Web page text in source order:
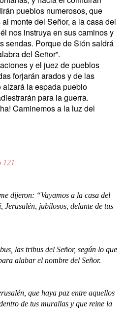
pueblos numerosos, que
monte del Señor, a la casa del
nos instruya en sus caminos y
sendas. Porque de Sión saldrá
del Señor”.
y el juez de pueblos
forjarán arados y de las
la espada pueblo
para la guerra.
Caminemos a la luz del
121
dijeron: “Vayamos a la casa del
Jerusalén, jubilosos, delante de tus
las tribus del Señor, según lo que
alabar el nombre del Señor.
que haya paz entre aquellos
de tus murallas y que reine la